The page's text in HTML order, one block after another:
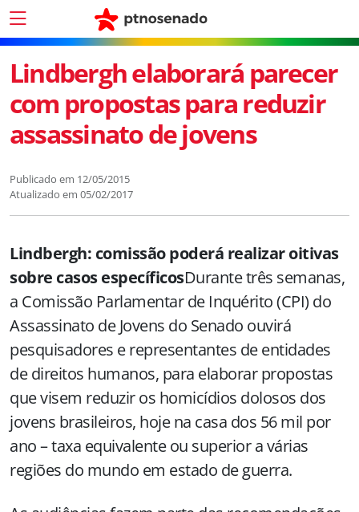
Lindbergh elaborará parecer
com propostas para reduzir
assassinato de jovens
Publicado em 12/05/2015
Atualizado em 05/02/2017
Lindbergh: comissão poderá realizar oitivas
sobre casos específicosDurante três semanas,
a Comissão Parlamentar de Inquérito (CPI) do
Assassinato de Jovens do Senado ouvirá
pesquisadores e representantes de entidades
de direitos humanos, para elaborar propostas
que visem reduzir os homicídios dolosos dos
jovens brasileiros, hoje na casa dos 56 mil por
ano – taxa equivalente ou superior a várias
regiões do mundo em estado de guerra.